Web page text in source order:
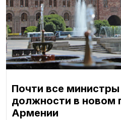
Почти все
должности в новом
Армении